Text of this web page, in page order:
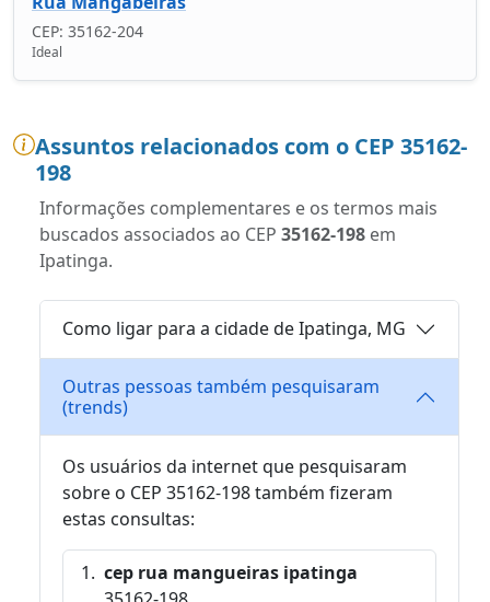
CEP: 35162-204
Ideal
Assuntos relacionados com o CEP 35162-
198
Informações complementares e os termos mais
buscados associados ao CEP 35162-198 em
Ipatinga.
Como ligar para a cidade de Ipatinga, MG
Outras pessoas também pesquisaram
(trends)
Os usuários da internet que pesquisaram
sobre o CEP 35162-198 também fizeram
estas consultas:
cep rua mangueiras ipatinga